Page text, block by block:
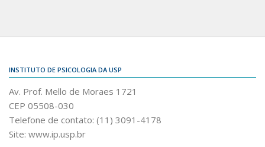
INSTITUTO DE PSICOLOGIA DA USP
Av. Prof. Mello de Moraes 1721
CEP 05508-030
Telefone de contato: (11) 3091-4178
Site: www.ip.usp.br